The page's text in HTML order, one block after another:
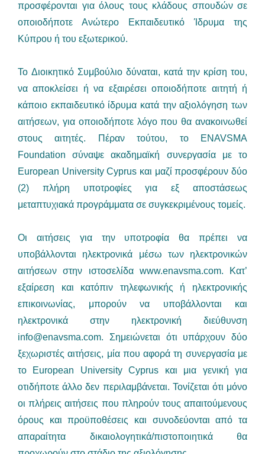
προσφέρονται για όλους τους κλάδους σπουδών σε
οποιοδήποτε Ανώτερο Εκπαιδευτικό Ίδρυμα της
Κύπρου ή του εξωτερικού.
To Διοικητικό Συμβούλιο δύναται, κατά την κρίση του,
να αποκλείσει ή να εξαιρέσει οποιοδήποτε αιτητή ή
κάποιο εκπαιδευτικό ίδρυμα κατά την αξιολόγηση των
αιτήσεων, για οποιοδήποτε λόγο που θα ανακοινωθεί
στους αιτητές. Πέραν τούτου, το ENAVSMA
Foundation σύναψε ακαδημαϊκή συνεργασία με το
European University Cyprus και μαζί προσφέρουν δύο
(2) πλήρη υποτροφίες για εξ αποστάσεως
μεταπτυχιακά προγράμματα σε συγκεκριμένους τομείς.
Οι αιτήσεις για την υποτροφία θα πρέπει να
υποβάλλονται ηλεκτρονικά μέσω των ηλεκτρονικών
αιτήσεων στην ιστοσελίδα www.enavsma.com. Κατ’
εξαίρεση και κατόπιν τηλεφωνικής ή ηλεκτρονικής
επικοινωνίας, μπορούν να υποβάλλονται και
ηλεκτρονικά στην ηλεκτρονική διεύθυνση
info@enavsma.com. Σημειώνεται ότι υπάρχουν δύο
ξεχωριστές αιτήσεις, μία που αφορά τη συνεργασία με
το European University Cyprus και μια γενική για
οτιδήποτε άλλο δεν περιλαμβάνεται. Τονίζεται ότι μόνο
οι πλήρεις αιτήσεις που πληρούν τους απαιτούμενους
όρους και προϋποθέσεις και συνοδεύονται από τα
απαραίτητα δικαιολογητικά/πιστοποιητικά θα